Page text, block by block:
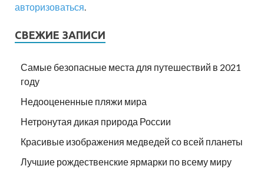
авторизоваться
СВЕЖИЕ ЗАПИСИ
Самые безопасные места для путешествий в 2021
году
Недооцененные пляжи мира
Нетронутая дикая природа России
Красивые изображения медведей со всей планеты
Лучшие рождественские ярмарки по всему миру